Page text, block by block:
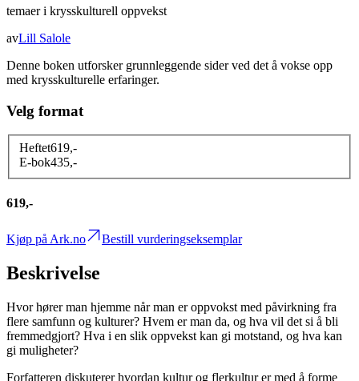
temaer i krysskulturell oppvekst
avLill Salole
Denne boken utforsker grunnleggende sider ved det å vokse opp
med krysskulturelle erfaringer.
Velg format
Heftet619,-
E-bok435,-
619,-
Kjøp på Ark.no Bestill vurderingseksemplar
Beskrivelse
Hvor hører man hjemme når man er oppvokst med påvirkning fra
flere samfunn og kulturer? Hvem er man da, og hva vil det si å bli
fremmedgjort? Hva i en slik oppvekst kan gi motstand, og hva kan
gi muligheter?
Forfatteren diskuterer hvordan kultur og flerkultur er med å forme